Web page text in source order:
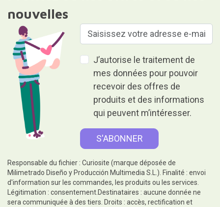
nouvelles
J’autorise le traitement de
mes données pour pouvoir
recevoir des offres de
produits et des informations
qui peuvent m’intéresser.
Responsable du fichier : Curiosite (marque déposée de
Milimetrado Diseño y Producción Multimedia S.L.). Finalité : envoi
d'information sur les commandes, les produits ou les services.
Légitimation : consentement.Destinataires : aucune donnée ne
sera communiquée à des tiers. Droits : accès, rectification et